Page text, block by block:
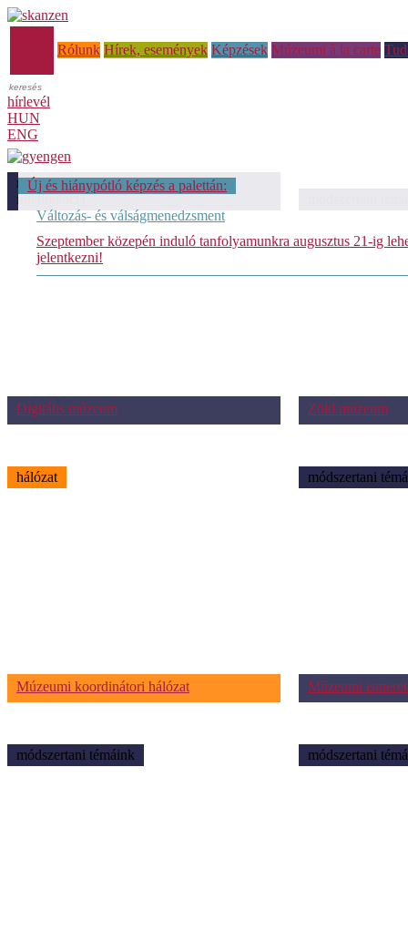
Rólunk Hírek, események Képzések Múzeumi à la carte
hírlevél
HUN
ENG
Új és hiánypótló képzés a palettán:
Változás- és válságmenedzsment
Szeptember közepén induló tanfolyamunkra augusztus 21-ig
jelentkezni!
módszertani témáink: Mesterséges
intelligencia
Digitális múzeum Zöld múzeum
hálózat
Múzeumi koordinátori hálózat
módszertani
Múzeumi
módszertani témáink módszertani